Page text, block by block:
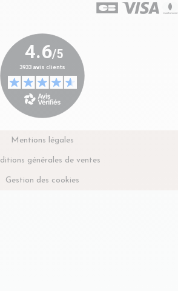
Mentions légales
générales de ventes
Gestion des cookies